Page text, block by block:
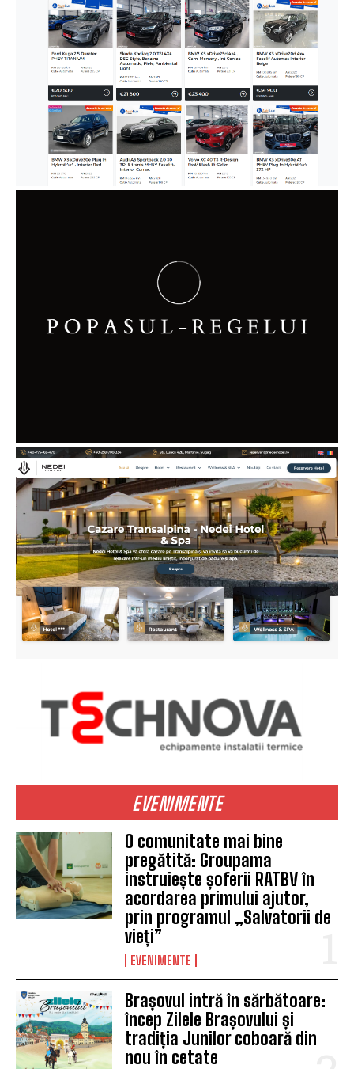
EVENIMENTE
O comunitate mai bine
pregătită: Groupama
instruiește șoferii RATBV în
acordarea primului ajutor,
prin programul „Salvatorii de
vieți”
EVENIMENTE
Brașovul intră în sărbătoare:
încep Zilele Brașovului și
tradiția Junilor coboară din
nou în cetate